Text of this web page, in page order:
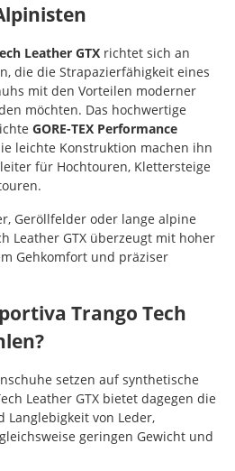
Leather GTX richtet sich an
die die Strapazierfähigkeit eines
mit den Vorteilen moderner
möchten. Das hochwertige
GORE-TEX Performance
leichte Konstruktion machen ihn
für Hochtouren, Klettersteige
Geröllfelder oder lange alpine
Leather GTX überzeugt mit hoher
Gehkomfort und präziser
Trango Tech
setzen auf synthetische
Leather GTX bietet dagegen die
von Leder,
geringen Gewicht und